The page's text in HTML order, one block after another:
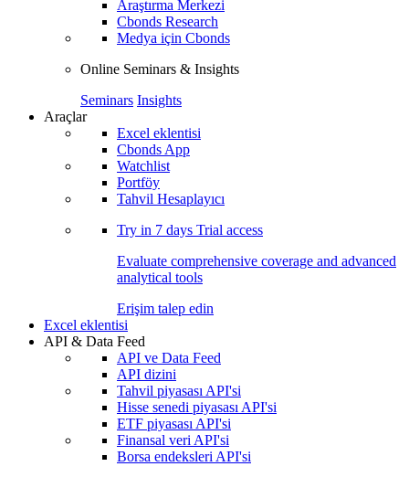
Araştırma Merkezi
Cbonds Research
Medya için Cbonds
Online Seminars & Insights
Seminars Insights
Araçlar
Excel eklentisi
Cbonds App
Watchlist
Portföy
Tahvil Hesaplayıcı
Try in 7 days Trial access
Evaluate comprehensive coverage and advanced
analytical tools
Erişim talep edin
Excel eklentisi
API & Data Feed
API ve Data Feed
API dizini
Tahvil piyasası API'si
Hisse senedi piyasası API'si
ETF piyasası API'si
Finansal veri API'si
Borsa endeksleri API'si